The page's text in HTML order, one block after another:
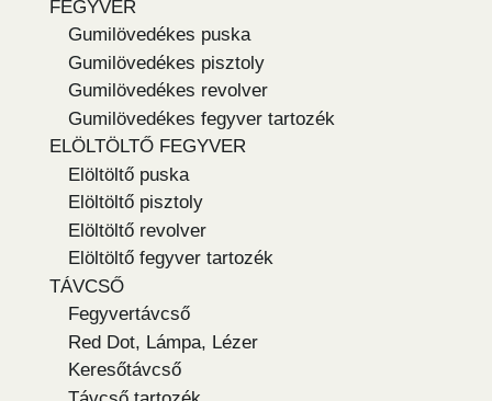
FEGYVER
Gumilövedékes puska
Gumilövedékes pisztoly
Gumilövedékes revolver
Gumilövedékes fegyver tartozék
ELÖLTÖLTŐ FEGYVER
Elöltöltő puska
Elöltöltő pisztoly
Elöltöltő revolver
Elöltöltő fegyver tartozék
TÁVCSŐ
Fegyvertávcső
Red Dot, Lámpa, Lézer
Keresőtávcső